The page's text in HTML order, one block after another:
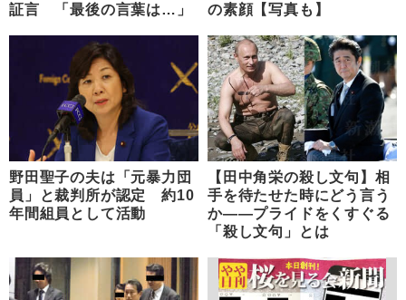
証言 「最後の言葉は…」
の素顔【写真も】
野田聖子の夫は「元暴力団
員」と裁判所が認定 約10
年間組員として活動
【田中角栄の殺し文句】相
手を待たせた時にどう言う
か――プライドをくすぐる
「殺し文句」とは